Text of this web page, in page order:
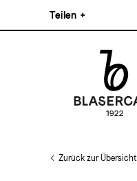
Teilen +
Pinterest
Instagram
Linkedin
Zurück zur Übersicht